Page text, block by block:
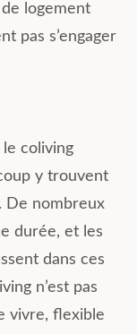
logement
pas s’engager
coliving
y trouvent
De nombreux
durée, et les
dans ces
n’est pas
vivre, flexible